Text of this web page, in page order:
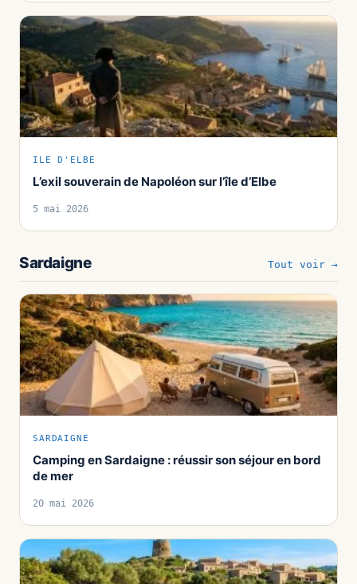
ILE D'ELBE
L’exil souverain de Napoléon sur l’île d’Elbe
5 mai 2026
Sardaigne Tout voir →
SARDAIGNE
Camping en Sardaigne : réussir son séjour en bord
de mer
20 mai 2026